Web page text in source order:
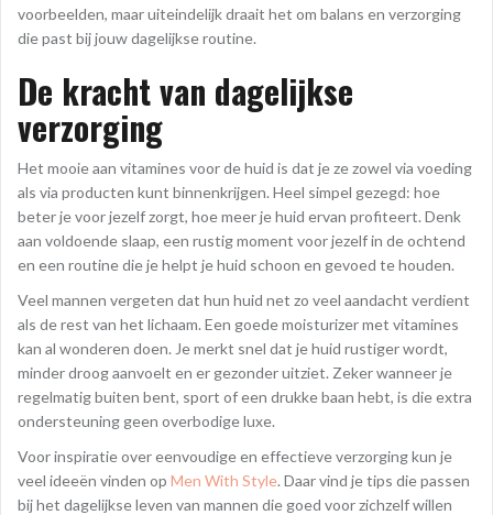
voorbeelden, maar uiteindelijk draait het om balans en verzorging
die past bij jouw dagelijkse routine.
De kracht van dagelijkse
verzorging
Het mooie aan vitamines voor de huid is dat je ze zowel via voeding
als via producten kunt binnenkrijgen. Heel simpel gezegd: hoe
beter je voor jezelf zorgt, hoe meer je huid ervan profiteert. Denk
aan voldoende slaap, een rustig moment voor jezelf in de ochtend
en een routine die je helpt je huid schoon en gevoed te houden.
Veel mannen vergeten dat hun huid net zo veel aandacht verdient
als de rest van het lichaam. Een goede moisturizer met vitamines
kan al wonderen doen. Je merkt snel dat je huid rustiger wordt,
minder droog aanvoelt en er gezonder uitziet. Zeker wanneer je
regelmatig buiten bent, sport of een drukke baan hebt, is die extra
ondersteuning geen overbodige luxe.
Voor inspiratie over eenvoudige en effectieve verzorging kun je
veel ideeën vinden op Men With Style. Daar vind je tips die passen
bij het dagelijkse leven van mannen die goed voor zichzelf willen